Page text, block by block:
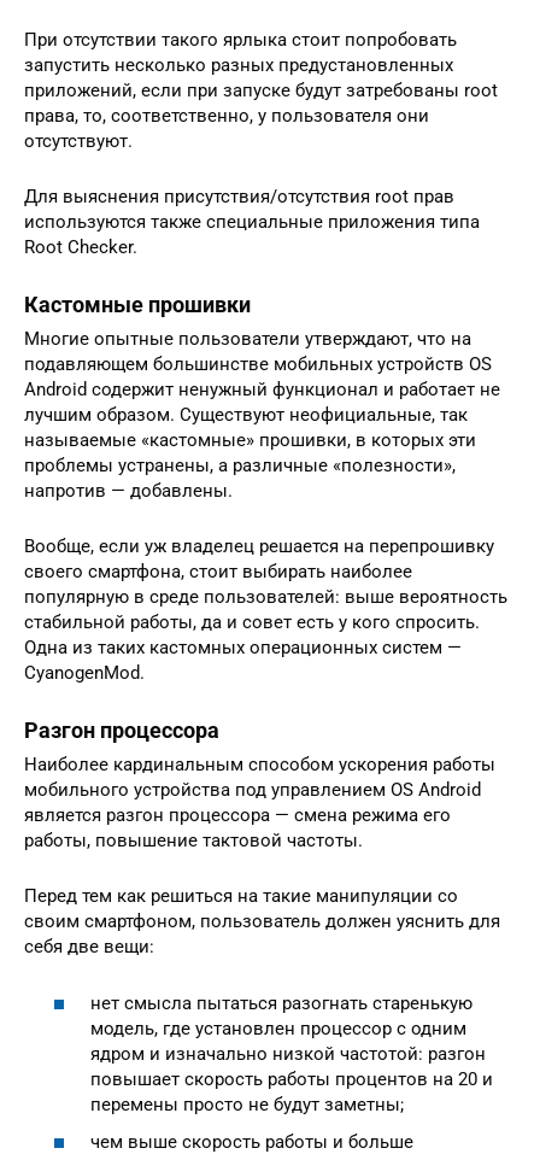
При отсутствии такого ярлыка стоит попробовать
запустить несколько разных предустановленных
приложений, если при запуске будут затребованы root
права, то, соответственно, у пользователя они
отсутствуют.
Для выяснения присутствия/отсутствия root прав
используются также специальные приложения типа
Root Checker.
Кастомные прошивки
Многие опытные пользователи утверждают, что на
подавляющем большинстве мобильных устройств OS
Android содержит ненужный функционал и работает не
лучшим образом. Существуют неофициальные, так
называемые «кастомные» прошивки, в которых эти
проблемы устранены, а различные «полезности»,
напротив — добавлены.
Вообще, если уж владелец решается на перепрошивку
своего смартфона, стоит выбирать наиболее
популярную в среде пользователей: выше вероятность
стабильной работы, да и совет есть у кого спросить.
Одна из таких кастомных операционных систем —
CyanogenMod.
Разгон процессора
Наиболее кардинальным способом ускорения работы
мобильного устройства под управлением OS Android
является разгон процессора — смена режима его
работы, повышение тактовой частоты.
Перед тем как решиться на такие манипуляции со
своим смартфоном, пользователь должен уяснить для
себя две вещи:
нет смысла пытаться разогнать старенькую
модель, где установлен процессор с одним
ядром и изначально низкой частотой: разгон
повышает скорость работы процентов на 20 и
перемены просто не будут заметны;
чем выше скорость работы и больше